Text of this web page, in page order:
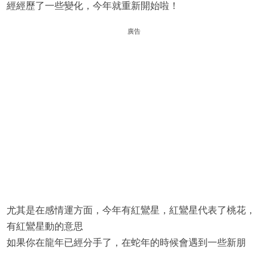
經經歷了一些變化，今年就重新開始啦！
廣告
尤其是在感情運方面，今年有紅鸞星，紅鸞星代表了桃花，
有紅鸞星動的意思
如果你在龍年已經分手了，在蛇年的時候會遇到一些新朋